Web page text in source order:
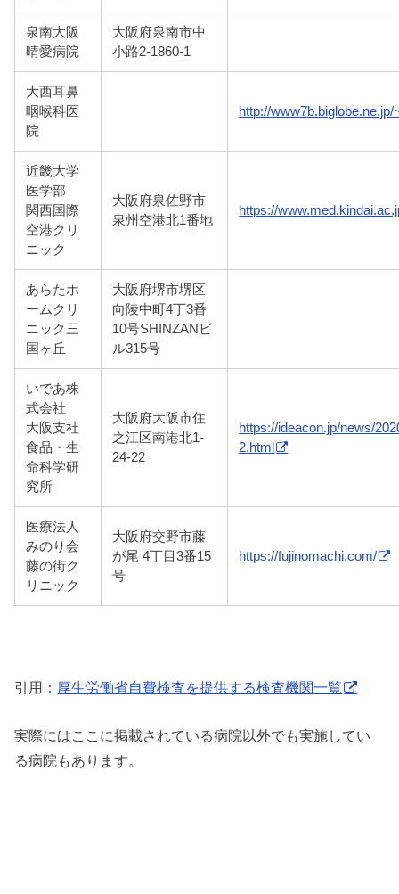
泉南大阪
晴愛病院
大阪府泉南市中
小路2-1860-1
大西耳鼻
咽喉科医
院
http://www7b.biglobe.ne.jp/
近畿大学
医学部
関西国際
空港クリ
ニック
大阪府泉佐野市
泉州空港北1番地
https://
あらたホ
ームクリ
ニック三
国ヶ丘
大阪府堺市堺区
向陵中町4丁3番
10号SHINZANビ
ル315号
いであ株
式会社
大阪支社
食品・生
命科学研
究所
大阪府大阪市住
之江区南港北1-
24-22
https://ideacon.jp/news/
2.html
医療法人
みのり会
藤の街ク
リニック
大阪府交野市藤
が尾 4丁目3番15
号
https://fujinomachi.com/
引用： 厚生労働省自費検査を提供する検査機関一覧
実際にはここに掲載されている病院以外でも実施してい
る病院もあります。